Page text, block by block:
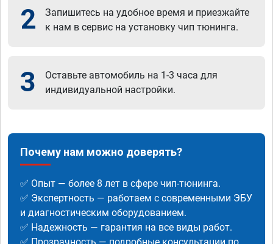
2
Запишитесь на удобное время и приезжайте
к нам в сервис на установку чип тюнинга.
3
Оставьте автомобиль на 1-3 часа для
индивидуальной настройки.
Почему нам можно доверять?
✅ Опыт — более 8 лет в сфере чип-тюнинга.
✅ Экспертность — работаем с современными ЭБУ
и диагностическим оборудованием.
✅ Надежность — гарантия на все виды работ.